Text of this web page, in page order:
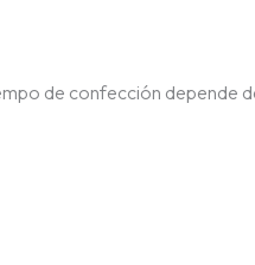
de confección depende